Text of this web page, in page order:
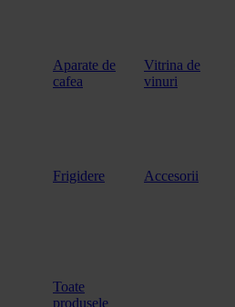
Aparate de
cafea
Vitrina de
vinuri
Frigidere Accesorii
Toate
produsele